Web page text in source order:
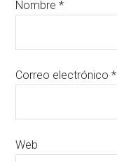
Nombre*
Correo electrónico*
Web